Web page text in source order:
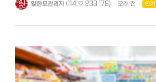
일한모관리자 (114.♡.233.176) 오래 전 인기